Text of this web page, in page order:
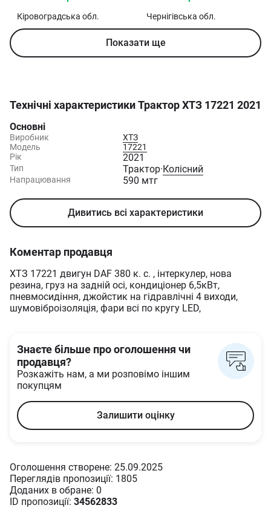
Кіровоградська обл. Чернігівська обл.
Показати ще
Технічні характеристикиТрактор ХТЗ 17221 2021
Основні
Виробник
ХТЗ
Модель
17221
Рік
2021
Тип Трактор·Колісний
Напрацювання 590 мтг
Дивитись всі характеристики
Коментар продавця
ХТЗ 17221 двигун DAF 380 к. с. , інтеркулер, нова
резина, груз на задній осі, кондиціонер 6,5кВт,
пневмосидіння, джойстик на гідравлічні 4 виходи,
шумовіброізоляція, фари всі по кругу LED,
Знаєте більше про оголошення чи
продавця?
Розкажіть нам, а ми розповімо іншим
покупцям
Залишити оцінку
Оголошення створене: 25.09.2025
Переглядів пропозиції: 1805
Доданих в oбране: 0
ID пропозиції: 34562833